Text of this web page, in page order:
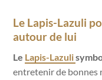
Le Lapis-Lazuli
autour de lui
Le Lapis-Lazuli
entretenir de bonnes